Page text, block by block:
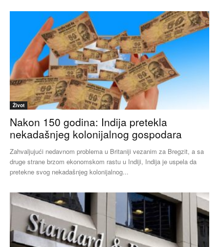
Život
Nakon 150 godina: Indija pretekla
nekadašnjeg kolonijalnog gospodara
Zahvaljujući nedavnom problema u Britaniji vezanim za Bregzit, a sa
druge strane brzom ekonomskom rastu u Indiji, Indija je uspela da
pretekne svog nekadašnjeg kolonijalnog...